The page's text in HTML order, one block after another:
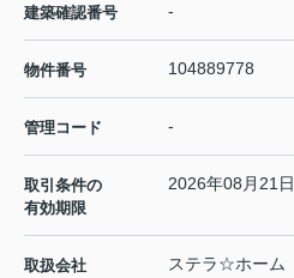
建築確認番号 -
物件番号 104889778
管理コード -
取引条件の
有効期限
2026年08月21日
取扱会社 ステラ☆ホーム